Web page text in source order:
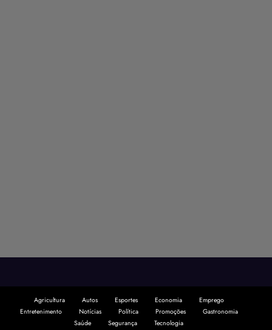
Agricultura Autos Esportes Economia
Emprego
Entretenimento
Notícias Política Promoções
Gastronomia
Saúde
Segurança Tecnologia